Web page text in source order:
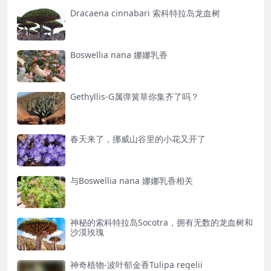
Dracaena cinnabari 索科特拉岛龙血树
Boswellia nana 娜娜乳香
Gethyllis-G属弹簧草你集齐了吗？
春天来了，挪威山谷里的小花又开了
与Boswellia nana 娜娜乳香相关
神秘的​索科特拉岛Socotra，拥有无数的龙血树和
沙漠玫瑰
神奇植物-波叶郁金香Tulipa regelii